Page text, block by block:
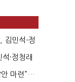
김민석-정
·정청래
안 마련”…